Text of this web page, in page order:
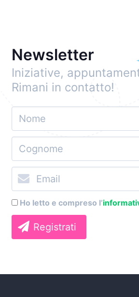
Newsletter
Iniziative,
Rimani in contatto!
Ho letto e compreso l’
Registrati